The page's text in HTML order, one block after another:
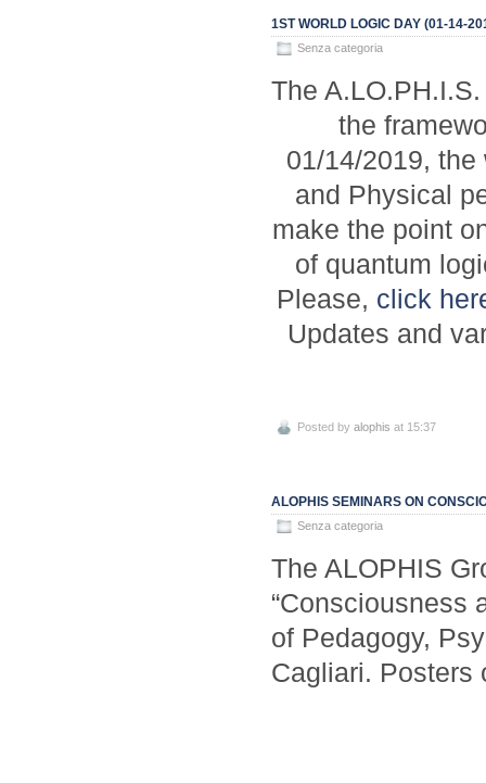
1ST WORLD LOGIC DAY (01-14-
Senza categoria
The
the
01/14/2019, the
and Physical
make the point
of quantum
Please, click
Updates and
Posted by alophis at 15:37
ALOPHIS SEMINARS ON
Senza categoria
The ALOPHIS
“Consciousness
of Pedagogy,
Cagliari. Posters